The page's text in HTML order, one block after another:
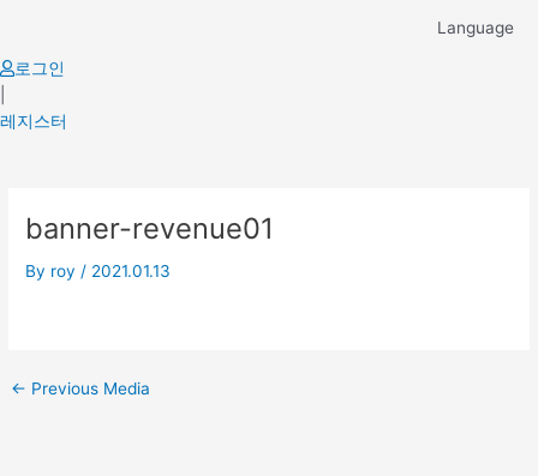
content
Language
로그인
레지스터
banner-revenue01
By roy / 2021.01.13
navigation
← Previous Media